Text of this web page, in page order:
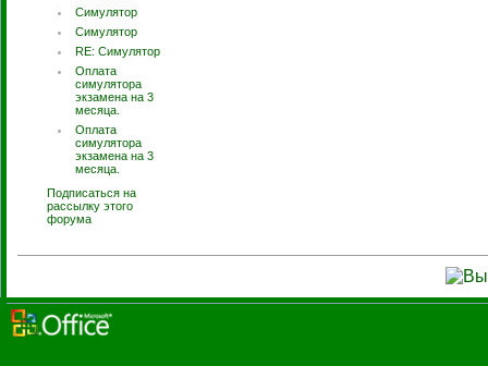
Симулятор
Симулятор
RE: Симулятор
Оплата
симулятора
экзамена на 3
месяца.
Оплата
симулятора
экзамена на 3
месяца.
Подписаться на
рассылку этого
форума